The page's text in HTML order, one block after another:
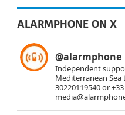
ALARMPHONE ON X
@alarmphone
Independent
Mediterranean Sea
30220119540 or